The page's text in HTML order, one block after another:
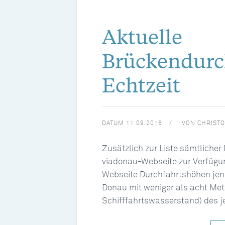
Aktuelle
Echtzeit
DATUM 11.09.2016 VON
Zusätzlich zur Liste sämtlicher
viadonau-Webseite zur
Webseite Durchfahrtshöhen
Donau mit weniger als acht
Schifffahrtswasserstand) des